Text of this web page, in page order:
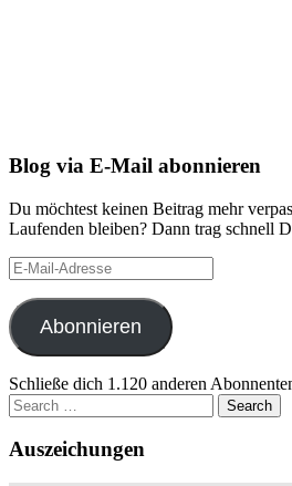
Blog via E-Mail abonnieren
Du möchtest keinen Beitrag mehr
Laufenden bleiben? Dann trag schnell
E-
Mail-
Adresse
Abonnieren
Schließe dich 1.120 anderen
Search
for:
Auszeichungen